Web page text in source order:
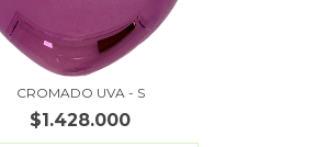
CROMADO UVA - S
$1.428.000